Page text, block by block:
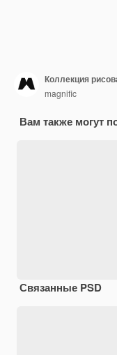
Коллекция
magnific
Вам также могут
Связанные PSD